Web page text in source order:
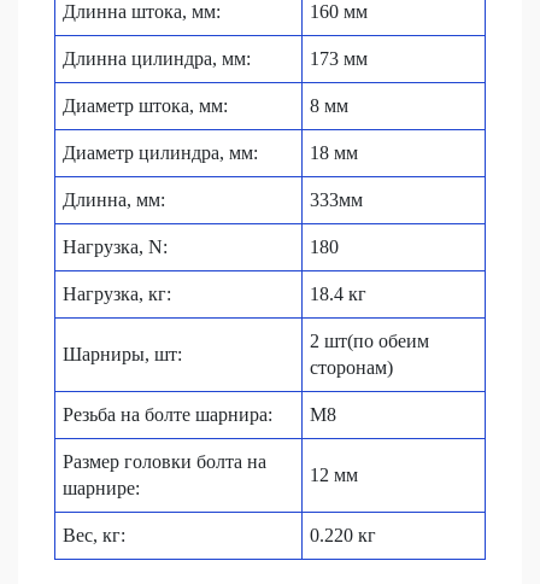
Длинна штока, мм: 160 мм
Длинна цилиндра, мм: 173 мм
Диаметр штока, мм: 8 мм
Диаметр цилиндра, мм: 18 мм
Длинна, мм: 333мм
Нагрузка, N: 180
Нагрузка, кг: 18.4 кг
Шарниры, шт:
2 шт(по обеим
сторонам)
Резьба на болте шарнира: M8
Размер головки болта на
шарнире:
12 мм
Вес, кг: 0.220 кг